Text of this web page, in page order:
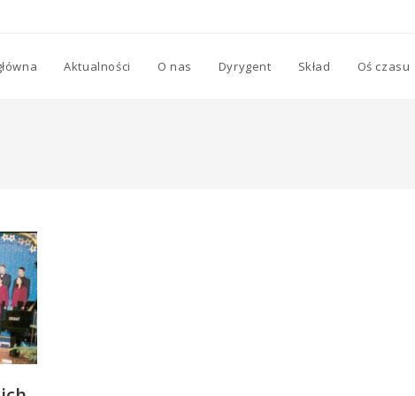
Aktualności O nas Dyrygent Skład Oś czasu